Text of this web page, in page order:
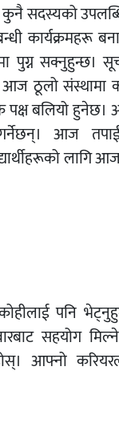
कुनै सदस्यको
कार्यक्रमहरू
पुग्न सक्नुहुन्छ।
आज ठूलो संस्थामा
पक्ष बलियो
आज
लागि
पनि
सहयोग
आफ्नो